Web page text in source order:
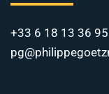
+33 6 18 13 36 95